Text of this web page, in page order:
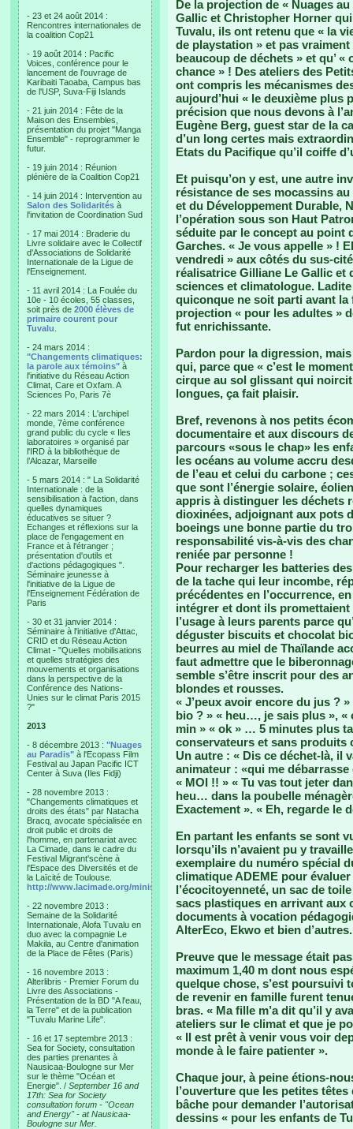
- 23 et 24 août 2014 :
Rencontres internationales de
la coalition Cop21
- 19 août 2014 : Pacific
Voices, conférence pour le
lancement de l'ouvrage de
Karibaiti Taoaba, Campus bas
de l'USP, Suva-Fiji Islands
- 21 juin 2014 : Fête de la
Maison des Ensembles,
présentation du projet "Manga
Ensemble" - reprogrammer le
futur.
- 19 juin 2014 : Réunion
plénière de la Coalition Cop21
- 14 juin 2014 : Intervention au
Salon des Solidarités à
l'invitation de Coordination Sud
- 17 mai 2014 : Braderie du
Livre solidaire avec le Collectif
d'Associations de Solidarité
Internationale de la Ligue de
l'Enseignement.
- 11 avril 2014 : La Foulée du
10e - 10 écoles, 55 classes,
soit près de 2000 élèves de
primaire courent pour
Tuvalu
- 24 mars 2014 :
"Changements climatiques:
la parole aux témoins" à
l'initiative du Réseau Action
Climat, Care et Oxfam. A
Sciences Po, Paris 7è
- 22 mars 2014 : L'archipel
monde, 7ème conférence
grand public du cycle « Iles
laboratoires » organisé par
l'IRD à la bibliothèque de
l’Alcazar, Marseille
- 5 mars 2014 : " La Solidarité
Internationale : de la
sensibilisation à l'action, dans
quelles dynamiques
éducatives se situer ?
Echanges et réflexions sur la
place de l'engagement en
France et à l'étranger ;
présentation d'outils et
d'actions pédagogiques ".
Séminaire jeunesse à
l'initiative de la Ligue de
l'Enseignement Fédération de
Paris
- 30 et 31 janvier 2014 :
Séminaire à l'initiative d'Attac,
CRID et du Réseau Action
Climat - "Quelles mobilisations
et quelles stratégies des
mouvements et organisations
dans la perspective de la
Conférence des Nations-
Unies sur le climat Paris 2015
?"
2013
- 8 décembre 2013 : "Nuages
au Paradis" à l'Ecopass Film
Festival au Japan Pacific ICT
Center à Suva (Iles Fidji)
- 28 novembre 2013 :
"Changements climatiques et
droits des états" par Natacha
Bracq, avocate spécialisée en
droit public et droits de
l'homme, en partenariat avec
La Cimade, dans le cadre du
Festival Migrant'scène à
l'Espace des Diversités et de
la Laïcité de Toulouse.
http://www.lacimade.org/minisites/migrantscene
- 22 novembre 2013 :
Semaine de la Solidarité
Internationale, Alofa Tuvalu en
duo avec la compagnie Le
Makila, au Centre d'animation
de la Place de Fêtes (Paris)
- 16 novembre 2013 :
Alterlibris - Premier Forum du
Livre des Associations -
Présentation de la BD "A l'eau,
la Terre" et de la publication
"Tuvalu Marine Life".
- 16 et 17 septembre 2013 :
Sea for Society, consultation
des parties prenantes à
Nausicaa-Boulogne sur Mer
sur le thème "Océan et
Energie". / September 16 and
17th: Sea for Society
consultation forum - "Ocean
and Energy" - at Nausicaa-
Boulogne sur Mer.
De la projection de « Nuages
Gallic et Christopher Horner
Tuvalu, ils ont retenu que « la
de playstation » et pas vraiment
beaucoup de déchets » et qu’
chance » ! Des ateliers des
ont compris les mécanismes
aujourd’hui « le deuxième plus
précision que nous devons à
Eugène Berg, guest star de la
d’un long certes mais
Etats du Pacifique qu’il coiffe
Et puisqu’on y est, une autre
résistance de ses mocassins
et du Développement Durable,
l’opération sous son Haut
séduite par le concept au point
Garches. « Je vous appelle » !
vendredi » aux côtés du sus-
réalisatrice Gilliane Le Gallic et
sciences et climatologue.
quiconque ne soit parti avant
projection « pour les adultes »
fut enrichissante.
Pardon pour la digression,
qui, parce que « c’est le
cirque au sol glissant qui
longues, ça fait plaisir.
Bref, revenons à nos petits
documentaire et aux discours
parcours «sous le chap» les
les océans au volume accru
de l’eau et celui du carbone ;
que sont l’énergie solaire,
appris à distinguer les déchets
dioxinées, adjoignant aux pots
boeings une bonne partie du
responsabilité vis-à-vis des
reniée par personne !
Pour recharger les batteries
de la tache qui leur incombe,
précédentes en l’occurrence,
intégrer et dont ils promettaient
l’usage à leurs parents parce
déguster biscuits et chocolat
beurres au miel de Thaïlande
faut admettre que le
semble s’être inscrit pour des
blondes et rousses.
« J’peux avoir encore du jus ?
bio ? » « heu…, je sais plus », «
min » « ok » … 5 minutes plus
conservateurs et sans produits
Un autre : « Dis ce déchet-là, il
animateur : «qui me
« MOI !! » « Tu vas tout jeter
heu… dans la poubelle
Exactement ». « Eh, regarde le
En partant les enfants se sont
lorsqu’ils n’avaient pu y
exemplaire du numéro spécial
climatique ADEME pour
l’écocitoyenneté, un sac de
sacs plastiques en arrivant aux
documents à vocation
AlterEco, Ekwo et bien d’autres.
Preuve que le message était
maximum 1,40 m dont nous
quelque chose, s’est poursuivi
de revenir en famille furent
bras. « Ma fille m’a dit qu’il y
ateliers sur le climat et que je
« Il est prêt à venir vous voir
monde à le faire patienter ».
Chaque jour, à peine étions-
l’ouverture que les petites
bâche pour demander
dessins « pour les enfants de